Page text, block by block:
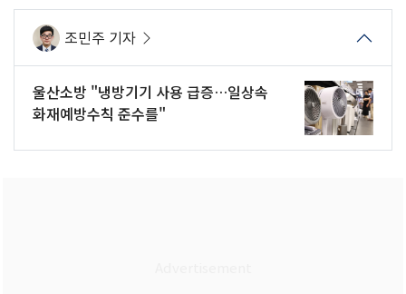
조민주 기자
울산소방 "냉방기기 사용 급증…일상속
화재예방수칙 준수를"